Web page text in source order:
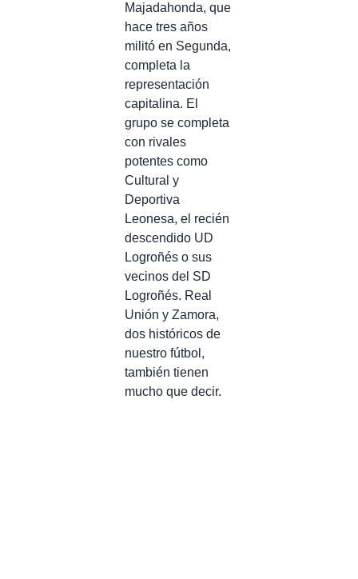
Majadahonda, que
hace tres años
militó en Segunda,
completa la
representación
capitalina. El
grupo se completa
con rivales
potentes como
Cultural y
Deportiva
Leonesa, el recién
descendido UD
Logroñés o sus
vecinos del SD
Logroñés. Real
Unión y Zamora,
dos históricos de
nuestro fútbol,
también tienen
mucho que decir.